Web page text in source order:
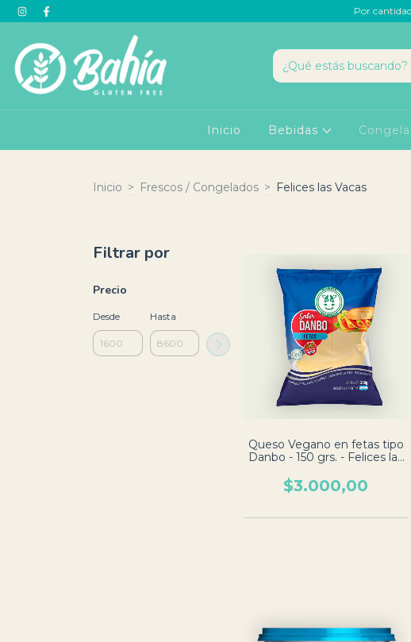
Por
Inicio Bebidas
Inicio > Frescos / Congelados > Felices las Vacas
Filtrar por
Precio
Desde Hasta
Queso Vegano en fetas tipo
Danbo - 150 grs. - Felices las
$3.000,00